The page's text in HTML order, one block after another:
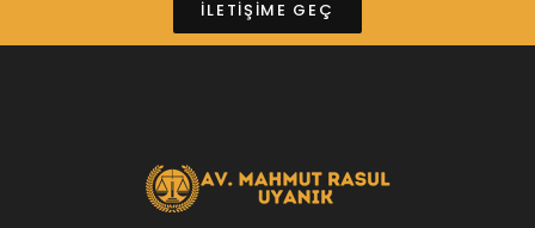
İLETİŞİME GEÇ